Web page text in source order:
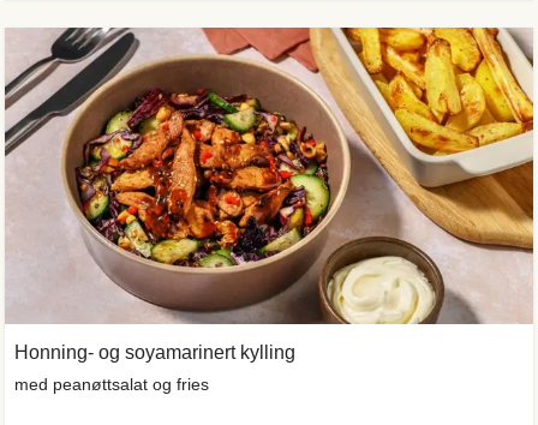
Honning- og soyamarinert kylling
med peanøttsalat og fries